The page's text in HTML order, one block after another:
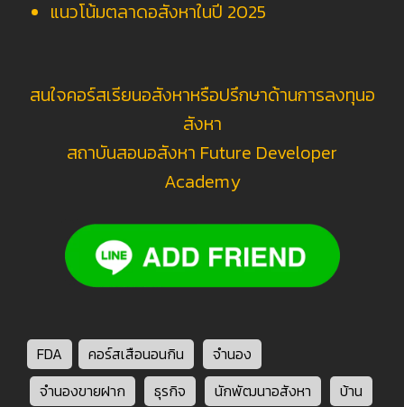
แนวโน้มตลาดอสังหาในปี 2025
สนใจคอร์สเรียนอสังหาหรือปรึกษาด้านการลงทุนอ
สังหา
สถาบันสอนอสังหา Future Developer
Academy
FDA คอร์สเสือนอนกิน
จำนอง
จำนองขายฝาก
ธุรกิจ นักพัฒนาอสังหา
บ้าน